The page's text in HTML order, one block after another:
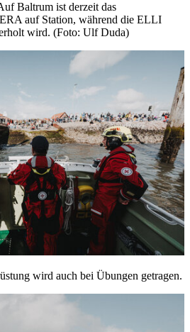
Baltrum ist derzeit das
auf Station, während die ELLI
wird. (Foto: Ulf Duda)
wird auch bei Übungen getragen.